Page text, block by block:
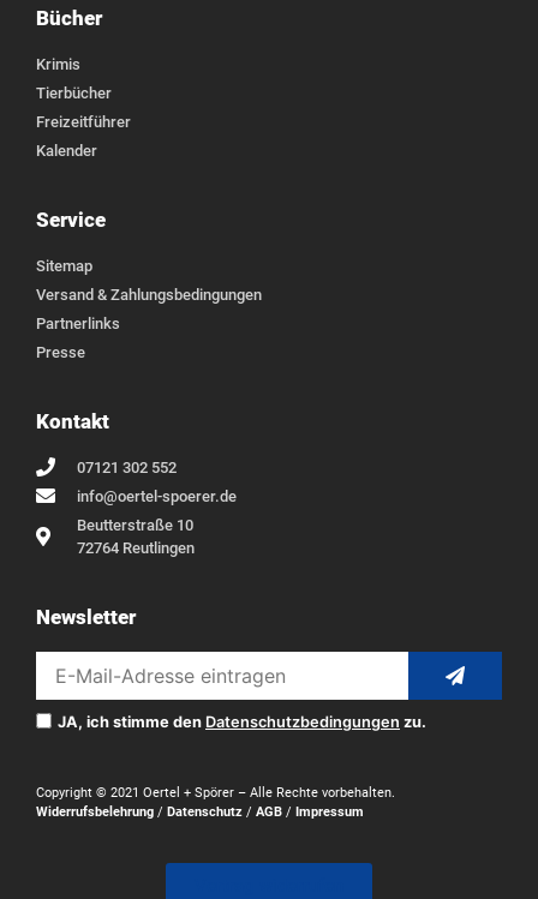
Bücher
Krimis
Tierbücher
Freizeitführer
Kalender
Service
Sitemap
Versand & Zahlungsbedingungen
Partnerlinks
Presse
Kontakt
07121 302 552
info@oertel-spoerer.de
Beutterstraße 10
72764 Reutlingen
Newsletter
JA, ich stimme den Datenschutzbedingungen zu.
Copyright © 2021 Oertel + Spörer – Alle Rechte vorbehalten.
Widerrufsbelehrung / Datenschutz / AGB / Impressum